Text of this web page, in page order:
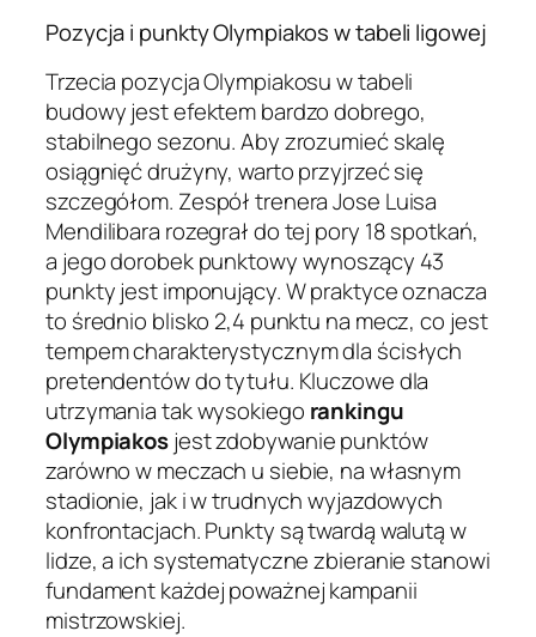
Pozycja i punkty Olympiakos w tabeli ligowej
Trzecia pozycja Olympiakosu w tabeli
budowy jest efektem bardzo dobrego,
stabilnego sezonu. Aby zrozumieć skalę
osiągnięć drużyny, warto przyjrzeć się
szczegółom. Zespół trenera Jose Luisa
Mendilibara rozegrał do tej pory 18 spotkań,
a jego dorobek punktowy wynoszący 43
punkty jest imponujący. W praktyce oznacza
to średnio blisko 2,4 punktu na mecz, co jest
tempem charakterystycznym dla ścisłych
pretendentów do tytułu. Kluczowe dla
utrzymania tak wysokiego rankingu
Olympiakosjest zdobywanie punktów
zarówno w meczach u siebie, na własnym
stadionie, jak i w trudnych wyjazdowych
konfrontacjach. Punkty są twardą walutą w
lidze, a ich systematyczne zbieranie stanowi
fundament każdej poważnej kampanii
mistrzowskiej.